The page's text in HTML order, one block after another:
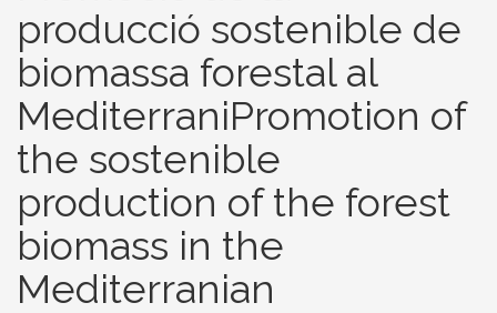
producció sostenible de
biomassa forestal al
MediterraniPromotion of
the sostenible
production of the forest
biomass in the
Mediterranian